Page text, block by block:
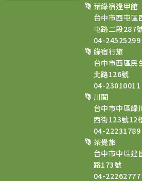
葉綠宿逢甲館
台中市西屯區
屯路二段287
04-24525299
綠宿行旅
台中市西區民
北路126號
04-23010011
川閱
台中市中區綠
西街123號12
04-22231789
茶覺旅
台中市中區建
路173號
04-22262777